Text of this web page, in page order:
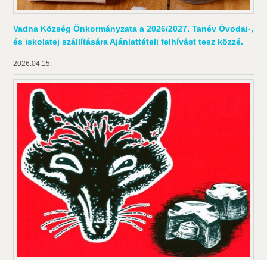
Vadna Község Önkormányzata a 2026/2027. Tanév Óvodai-,
és iskolatej szállítására Ajánlattételi felhívást tesz közzé.
2026.04.15.